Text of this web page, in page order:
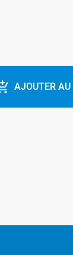
AJOUTER AU